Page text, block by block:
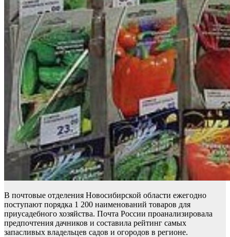
В почтовые отделения Новосибирской области ежегодно
поступают порядка 1 200 наименований товаров для
приусадебного хозяйства. Почта России проанализировала
предпочтения дачников и составила рейтинг самых
запасливых владельцев садов и огородов в регионе.